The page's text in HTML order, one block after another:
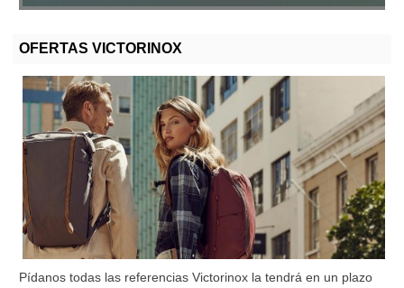
OFERTAS VICTORINOX
Pídanos todas las referencias Victorinox la tendrá en un plazo